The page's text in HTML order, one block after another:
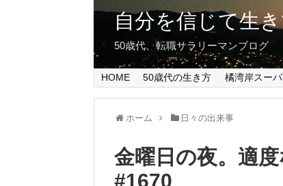
自分を信じて生
50歳代、転職サラリーマンブログ
HOME 50歳代の生き方 橘湾岸スー
ホーム 日々の出来事
金曜日の夜。適
#1670